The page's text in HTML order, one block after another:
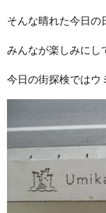
そんな晴れた今日
みんなが楽しみにし
今日の街探検ではウ